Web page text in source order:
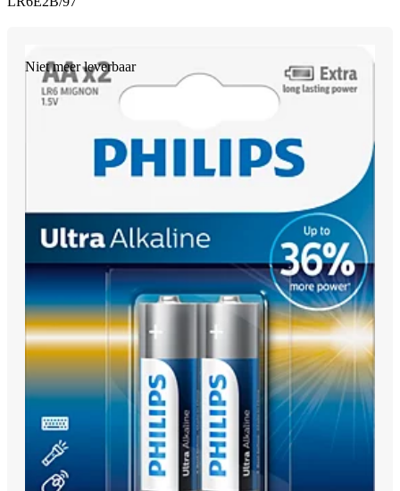
Niet meer leverbaar